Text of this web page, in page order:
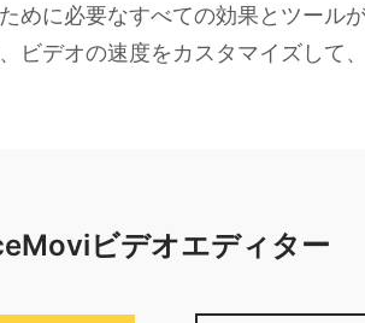
に必要なすべての効果とツール
ビデオの速度をカスタマイズして
ビデオエディター